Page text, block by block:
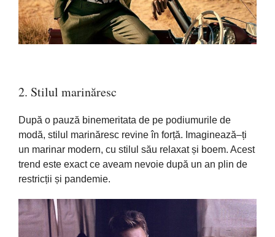
2. Stilul marinăresc
După o pauză binemeritata de pe podiumurile de
modă, stilul marinăresc revineîn forță. Imaginează–ți
un marinar modern, cu stilul său relaxatși boem. Acest
trend este exact ce aveam nevoie după un an plin de
restricții și pandemie.